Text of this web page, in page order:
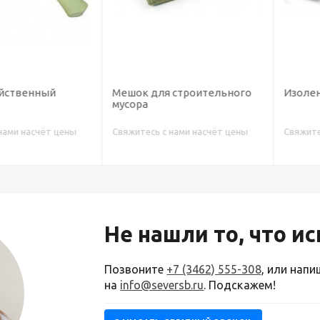
цены
Мешок для строительного
мусора
Свяжитесь с нами насчёт цены
Изолента
Свяжитесь с
Не нашли то, что
Позвоните +7 (3462) 555-308, или
на info@seversb.ru. Подскажем!